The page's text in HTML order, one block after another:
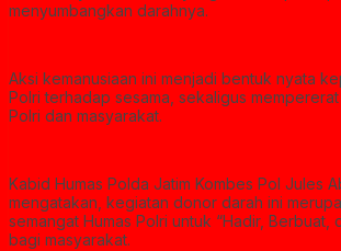
menyumbangkan darahnya.
Aksi kemanusiaan ini menjadi bentuk nyata
Polri terhadap sesama, sekaligus
Polri dan masyarakat.
Kabid Humas Polda Jatim Kombes Pol Jules
mengatakan, kegiatan donor darah ini
semangat Humas Polri untuk “Hadir, Berbuat,
bagi masyarakat.